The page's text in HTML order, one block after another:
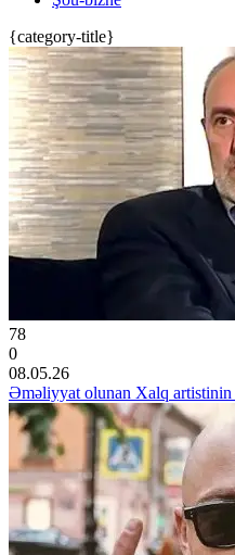
{category-title}
78
0
08.05.26
Əməliyyat olunan Xalq artistinin